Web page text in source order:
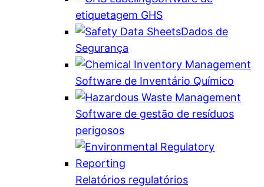
etiquetagem GHS
Dados de
Segurança
Software de Inventário Químico
Software de gestão de resíduos
perigosos
Relatórios regulatórios